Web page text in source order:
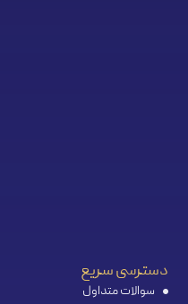
دسترسی سریع
سوالات متداول